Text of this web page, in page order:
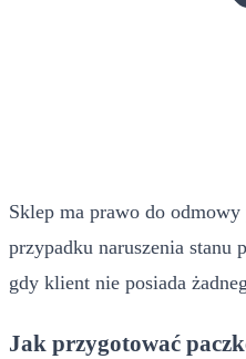
Sklep ma prawo do
przypadku naruszenia stanu
gdy klient nie posiada
Jak przygotować